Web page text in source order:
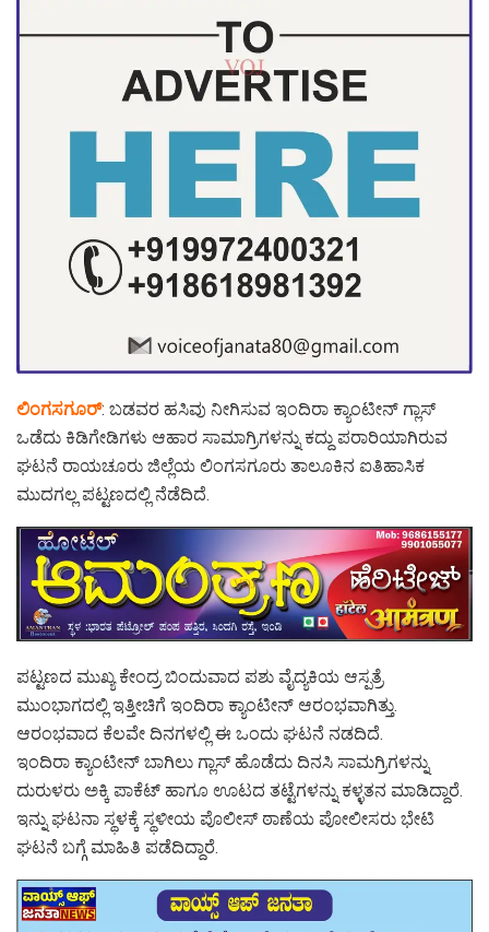
ಲಿಂಗಸಗೂರ್: ಬಡವರ ಹಸಿವು ನೀಗಿಸುವ ಇಂದಿರಾ ಕ್ಯಾಂಟೀನ್ ಗ್ಲಾಸ್
ಒಡೆದು ಕಿಡಿಗೇಡಿಗಳು ಆಹಾರ ಸಾಮಾಗ್ರಿಗಳನ್ನು ಕದ್ದು ಪರಾರಿಯಾಗಿರುವ
ಘಟನೆ ರಾಯಚೂರು ಜಿಲ್ಲೆಯ ಲಿಂಗಸಗೂರು ತಾಲೂಕಿನ ಐತಿಹಾಸಿಕ
ಮುದಗಲ್ಲ ಪಟ್ಟಣದಲ್ಲಿ ನೆಡೆದಿದೆ.
ಪಟ್ಟಣದ ಮುಖ್ಯ ಕೇಂದ್ರ ಬಿಂದುವಾದ ಪಶು ವೈದ್ಯಕಿಯ ಆಸ್ಪತ್ರೆ
ಮುಂಭಾಗದಲ್ಲಿ ಇತ್ತೀಚಿಗೆ ಇಂದಿರಾ ಕ್ಯಾಂಟೀನ್ ಆರಂಭವಾಗಿತ್ತು.
ಆರಂಭವಾದ ಕೆಲವೇ ದಿನಗಳಲ್ಲಿ ಈ ಒಂದು ಘಟನೆ ನಡದಿದೆ.
ಇಂದಿರಾ ಕ್ಯಾಂಟೀನ್ ಬಾಗಿಲು ಗ್ಲಾಸ್ ಹೊಡೆದು ದಿನಸಿ ಸಾಮಗ್ರಿಗಳನ್ನು
ದುರುಳರು ಅಕ್ಕಿ ಪಾಕೆಟ್ ಹಾಗೂ ಊಟದ ತಟ್ಟೆಗಳನ್ನು ಕಳ್ಳತನ ಮಾಡಿದ್ದಾರೆ.
ಇನ್ನು ಘಟನಾ ಸ್ಥಳಕ್ಕೆ ಸ್ಥಳೀಯ ಪೊಲೀಸ್‌ ಠಾಣೆಯ ಪೋಲೀಸರು ಭೇಟಿ
ಘಟನೆ ಬಗ್ಗೆ ಮಾಹಿತಿ ಪಡೆದಿದ್ದಾರೆ.